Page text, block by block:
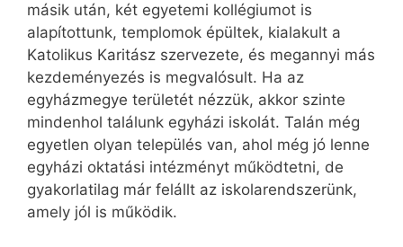
másik után, két egyetemi kollégiumot is
alapítottunk, templomok épültek, kialakult a
Katolikus Karitász szervezete, és megannyi más
kezdeményezés is megvalósult. Ha az
egyházmegye területét nézzük, akkor szinte
mindenhol találunk egyházi iskolát. Talán még
egyetlen olyan település van, ahol még jó lenne
egyházi oktatási intézményt működtetni, de
gyakorlatilag már felállt az iskolarendszerünk,
amely jól is működik.